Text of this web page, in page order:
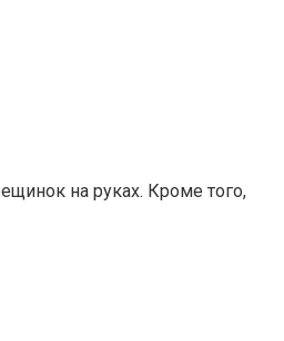
на руках. Кроме того,